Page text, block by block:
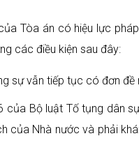
Tòa án có hiệu lực
các điều kiện sau đây:
sự vẫn tiếp tục có đơn đề
Bộ luật Tố tụng dân
của Nhà nước và phải